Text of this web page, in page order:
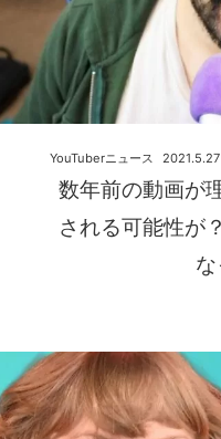
数年前の動画が
される可能性が
2021.5.27
YouTuberニュース